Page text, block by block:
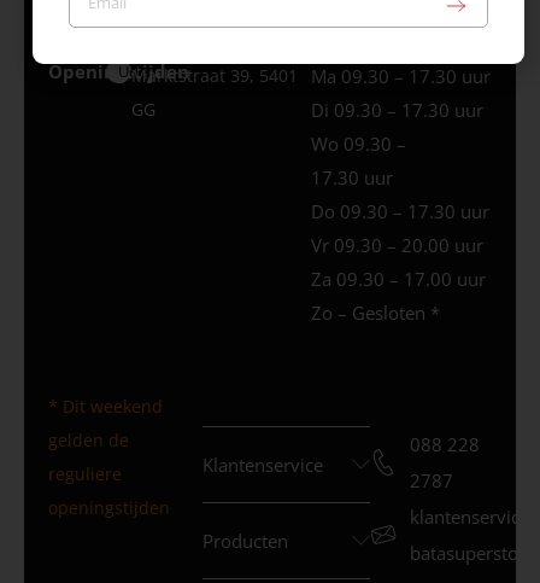
Openingstijden
Uden
Marktstraat 39, 5401
GG
Ma 09.30 – 17.30 uur
Di 09.30 – 17.30 uur
Wo 09.30 –
17.30 uur
Do 09.30 – 17.30 uur
Vr 09.30 – 20.00 uur
Za 09.30 – 17.00 uur
Zo – Gesloten *
* Dit weekend
gelden de
reguliere
openingstijden
Klantenservice
Producten
088 228
2787